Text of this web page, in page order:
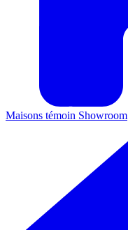
Maisons témoin Showroom